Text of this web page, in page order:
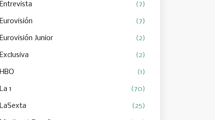
Entrevista (7)
Eurovisión (7)
Eurovisión Junior (2)
Exclusiva (2)
HBO (1)
La 1 (70)
LaSexta (25)